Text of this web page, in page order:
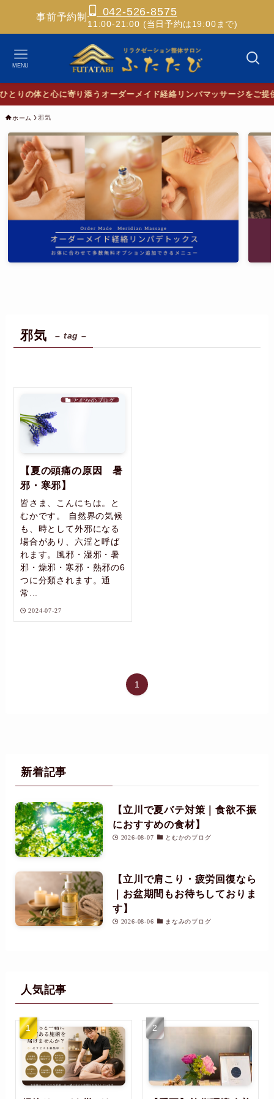
事前予約制 042-526-8575
11:00-21:00 (当日予約は19:00まで)
MENU
の体と心に寄り添うオーダーメイド経絡リンパマッサージをご提供
ホーム 邪気
邪気 – tag –
とむかのブログ
【夏の頭痛の原因 暑
邪・寒邪】
皆さま、こんにちは。と
むかです。 自然界の気候
も、時として外邪になる
場合があり、六淫と呼ば
れます。風邪・湿邪・暑
邪・燥邪・寒邪・熱邪の6
つに分類されます。通
常...
2024-07-27
1
新着記事
【立川で夏バテ対策｜食欲不振
におすすめの食材】
2026-08-07 とむかのブログ
【立川で肩こり・疲労回復なら
｜お盆期間もお待ちしておりま
す】
2026-08-06 まなみのブログ
人気記事